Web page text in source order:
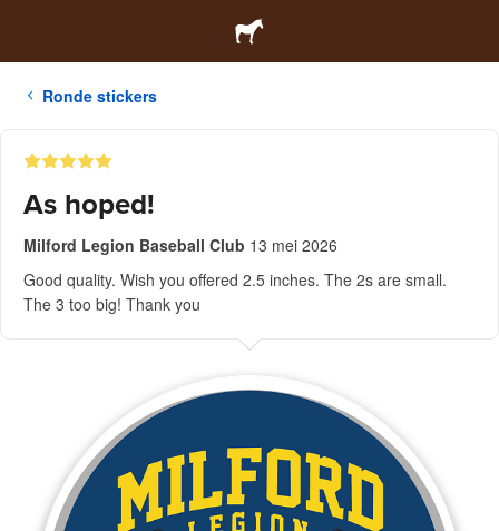
Ronde stickers
As hoped!
Milford Legion Baseball Club 13 mei 2026
Good quality. Wish you offered 2.5 inches. The 2s are small.
The 3 too big! Thank you